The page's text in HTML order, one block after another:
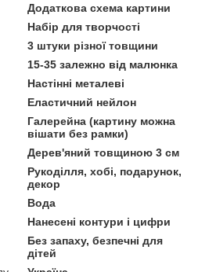
Додаткова схема картини
Набір для творчості
3 штуки різної товщини
15-35 залежно від малюнка
Настінні металеві
Еластичний нейлон
Галерейна (картину можна
вішати без рамки)
Дерев'яний товщиною 3 см
Рукоділля, хобі, подарунок,
декор
Вода
Нанесені контури і цифри
Без запаху, безпечні для
дітей